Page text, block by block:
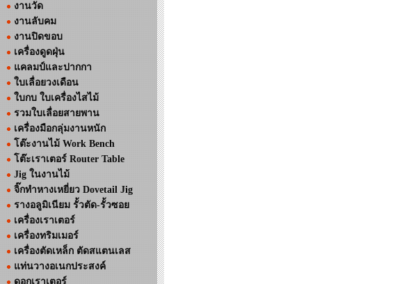
งานวัด
งานลับคม
งานปิดขอบ
เครื่องดูดฝุ่น
แคลมป์และปากกา
ใบเลื่อยวงเดือน
ใบกบ ใบเครื่องไสไม้
รวมใบเลื่อยสายพาน
เครื่องมือกลุ่มงานหนัก
โต๊ะงานไม้ Work Bench
โต๊ะเราเตอร์ Router Table
Jig ในงานไม้
จิ๊กทำหางเหยี่ยว Dovetail Jig
รางอลูมิเนียม รั้วตัด-รั้วซอย
เครื่องเราเตอร์
เครื่องทริมเมอร์
เครื่องตัดเหล็ก ตัดสแตนเลส
แท่นวางอเนกประสงค์
ดอกเราเตอร์